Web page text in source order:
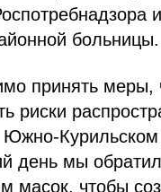
и
больницы.
принять меры,
риски
Южно-Курильском
день мы
масок, чтобы